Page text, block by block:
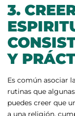
3.
Y
Es común asociar
rutinas que
puedes creer que
a una religión,